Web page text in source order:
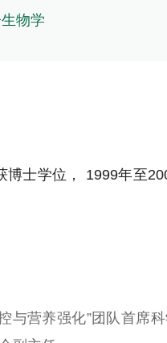
物学
博士学位， 1999年至
与营养强化”团队首席